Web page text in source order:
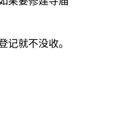
就不没收。